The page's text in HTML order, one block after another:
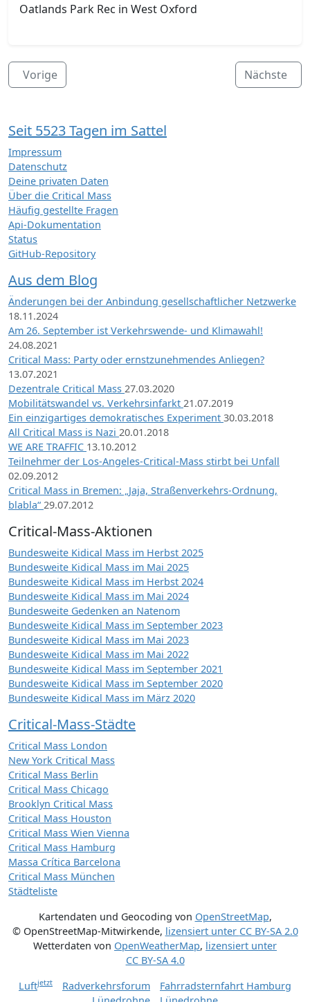
Oatlands Park Rec in West Oxford
Vorige Nächste
Seit 5523 Tagen im Sattel
Impressum
Datenschutz
Deine privaten Daten
Über die Critical Mass
Häufig gestellte Fragen
Api-Dokumentation
Status
GitHub-Repository
Aus dem Blog
Änderungen bei der Anbindung gesellschaftlicher Netzwerke
18.11.2024
Am 26. September ist Verkehrswende- und Klimawahl!
24.08.2021
Critical Mass: Party oder ernstzunehmendes Anliegen?
13.07.2021
Dezentrale Critical Mass 27.03.2020
Mobilitätswandel vs. Verkehrsinfarkt 21.07.2019
Ein einzigartiges demokratisches Experiment 30.03.2018
All Critical Mass is Nazi 20.01.2018
WE ARE TRAFFIC 13.10.2012
Teilnehmer der Los-Angeles-Critical-Mass stirbt bei Unfall
02.09.2012
Critical Mass in Bremen: „Jaja, Straßenverkehrs-Ordnung,
blabla“ 29.07.2012
Critical-Mass-Aktionen
Bundesweite Kidical Mass im Herbst 2025
Bundesweite Kidical Mass im Mai 2025
Bundesweite Kidical Mass im Herbst 2024
Bundesweite Kidical Mass im Mai 2024
Bundesweite Gedenken an Natenom
Bundesweite Kidical Mass im September 2023
Bundesweite Kidical Mass im Mai 2023
Bundesweite Kidical Mass im Mai 2022
Bundesweite Kidical Mass im September 2021
Bundesweite Kidical Mass im September 2020
Bundesweite Kidical Mass im März 2020
Critical-Mass-Städte
Critical Mass London
New York Critical Mass
Critical Mass Berlin
Critical Mass Chicago
Brooklyn Critical Mass
Critical Mass Houston
Critical Mass Wien Vienna
Critical Mass Hamburg
Massa Crítica Barcelona
Critical Mass München
Städteliste
Kartendaten und Geocoding von OpenStreetMap,
© OpenStreetMap-Mitwirkende, lizensiert unter CC BY-SA 2.0
Wetterdaten von OpenWeatherMap, lizensiert unter
CC BY-SA 4.0
Luftjetzt Radverkehrsforum
Fahrradsternfahrt Hamburg